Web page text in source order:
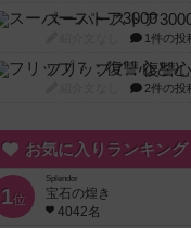
スーパーストア
1件の投
2件の投
お気に入りランキング
1位
Splendor
宝石の煌き
4042名